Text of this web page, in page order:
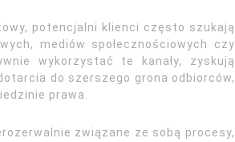
potencjalni klienci często szukają
mediów społecznościowych czy
wykorzystać te kanały, zyskują
do szerszego grona odbiorców,
prawa.
związane ze sobą procesy,